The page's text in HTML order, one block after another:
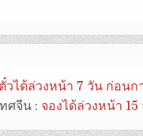
วได้ล่วงหน้า 7 วัน ก่อนก
ศจีน : จองได้ล่วงหน้า